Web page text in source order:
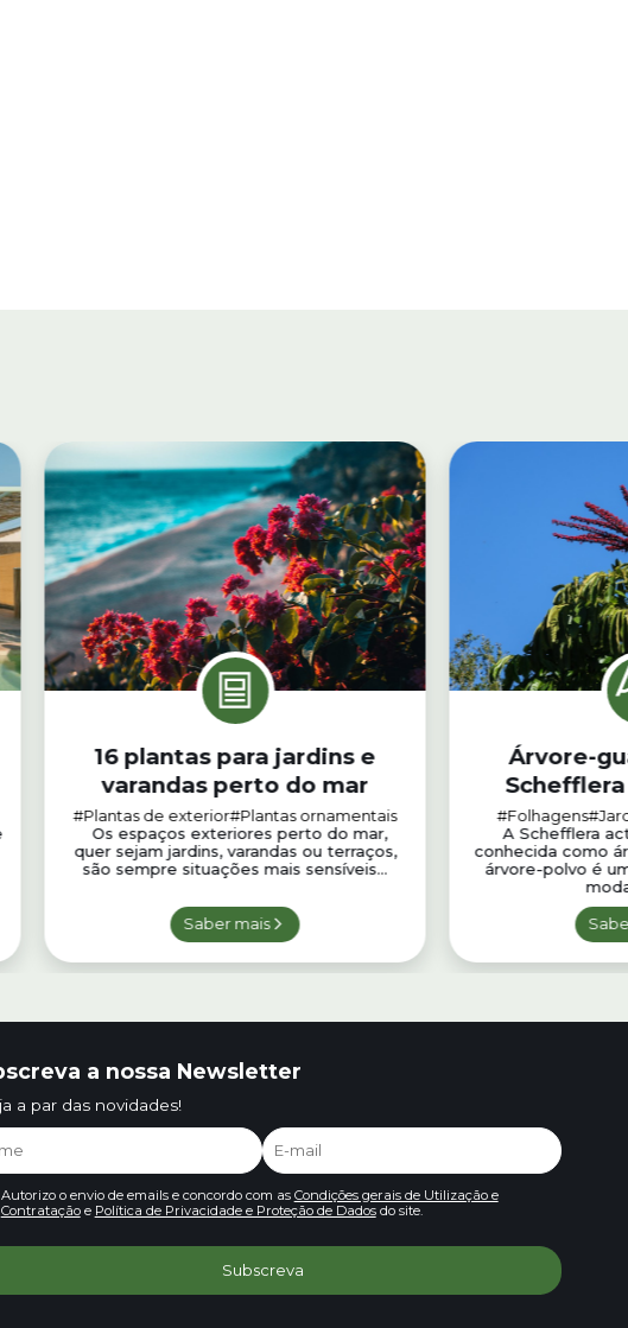
16 plantas para jardins e
varandas perto do mar
#Plantas de exterior#Plantas ornamentais
Os espaços exteriores perto do mar,
quer sejam jardins, varandas ou terraços,
são sempre situações mais sensíveis...
Saber mais
Árvore-
#Folhagens
A Schefflera
conhecida como
árvore-polvo é
a nossa Newsletter
a par das novidades!
Autorizo o envio de emails e concordo com as Condições gerais de Utilização e
Contrataçãoe Política de Privacidade e Proteção de Dadosdo site.